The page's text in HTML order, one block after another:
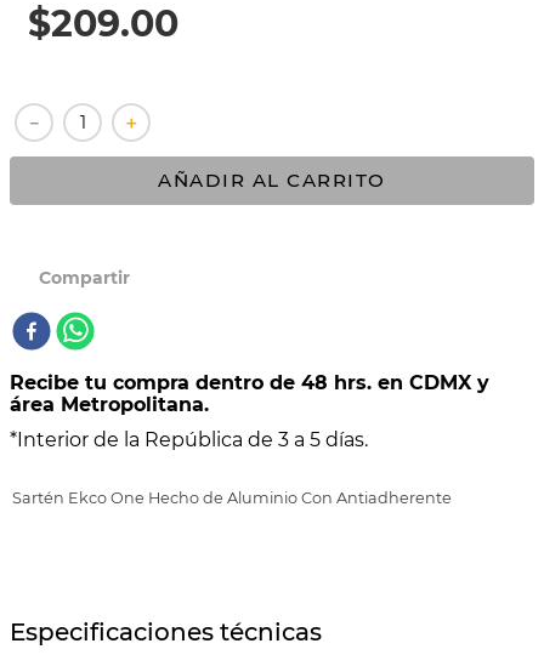
$209.00
＋
－
AÑADIR AL CARRITO
Recibe tu compra dentro de 48 hrs. en CDMX y
área Metropolitana.
*Interior de la República de 3 a 5 días.
Sartén Ekco One Hecho de Aluminio Con Antiadherente
Especificaciones técnicas
7. VAPORERAS
9. ACERO INOXIDABLE